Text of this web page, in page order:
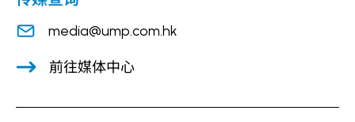
media@ump.com.hk
前往媒体中心